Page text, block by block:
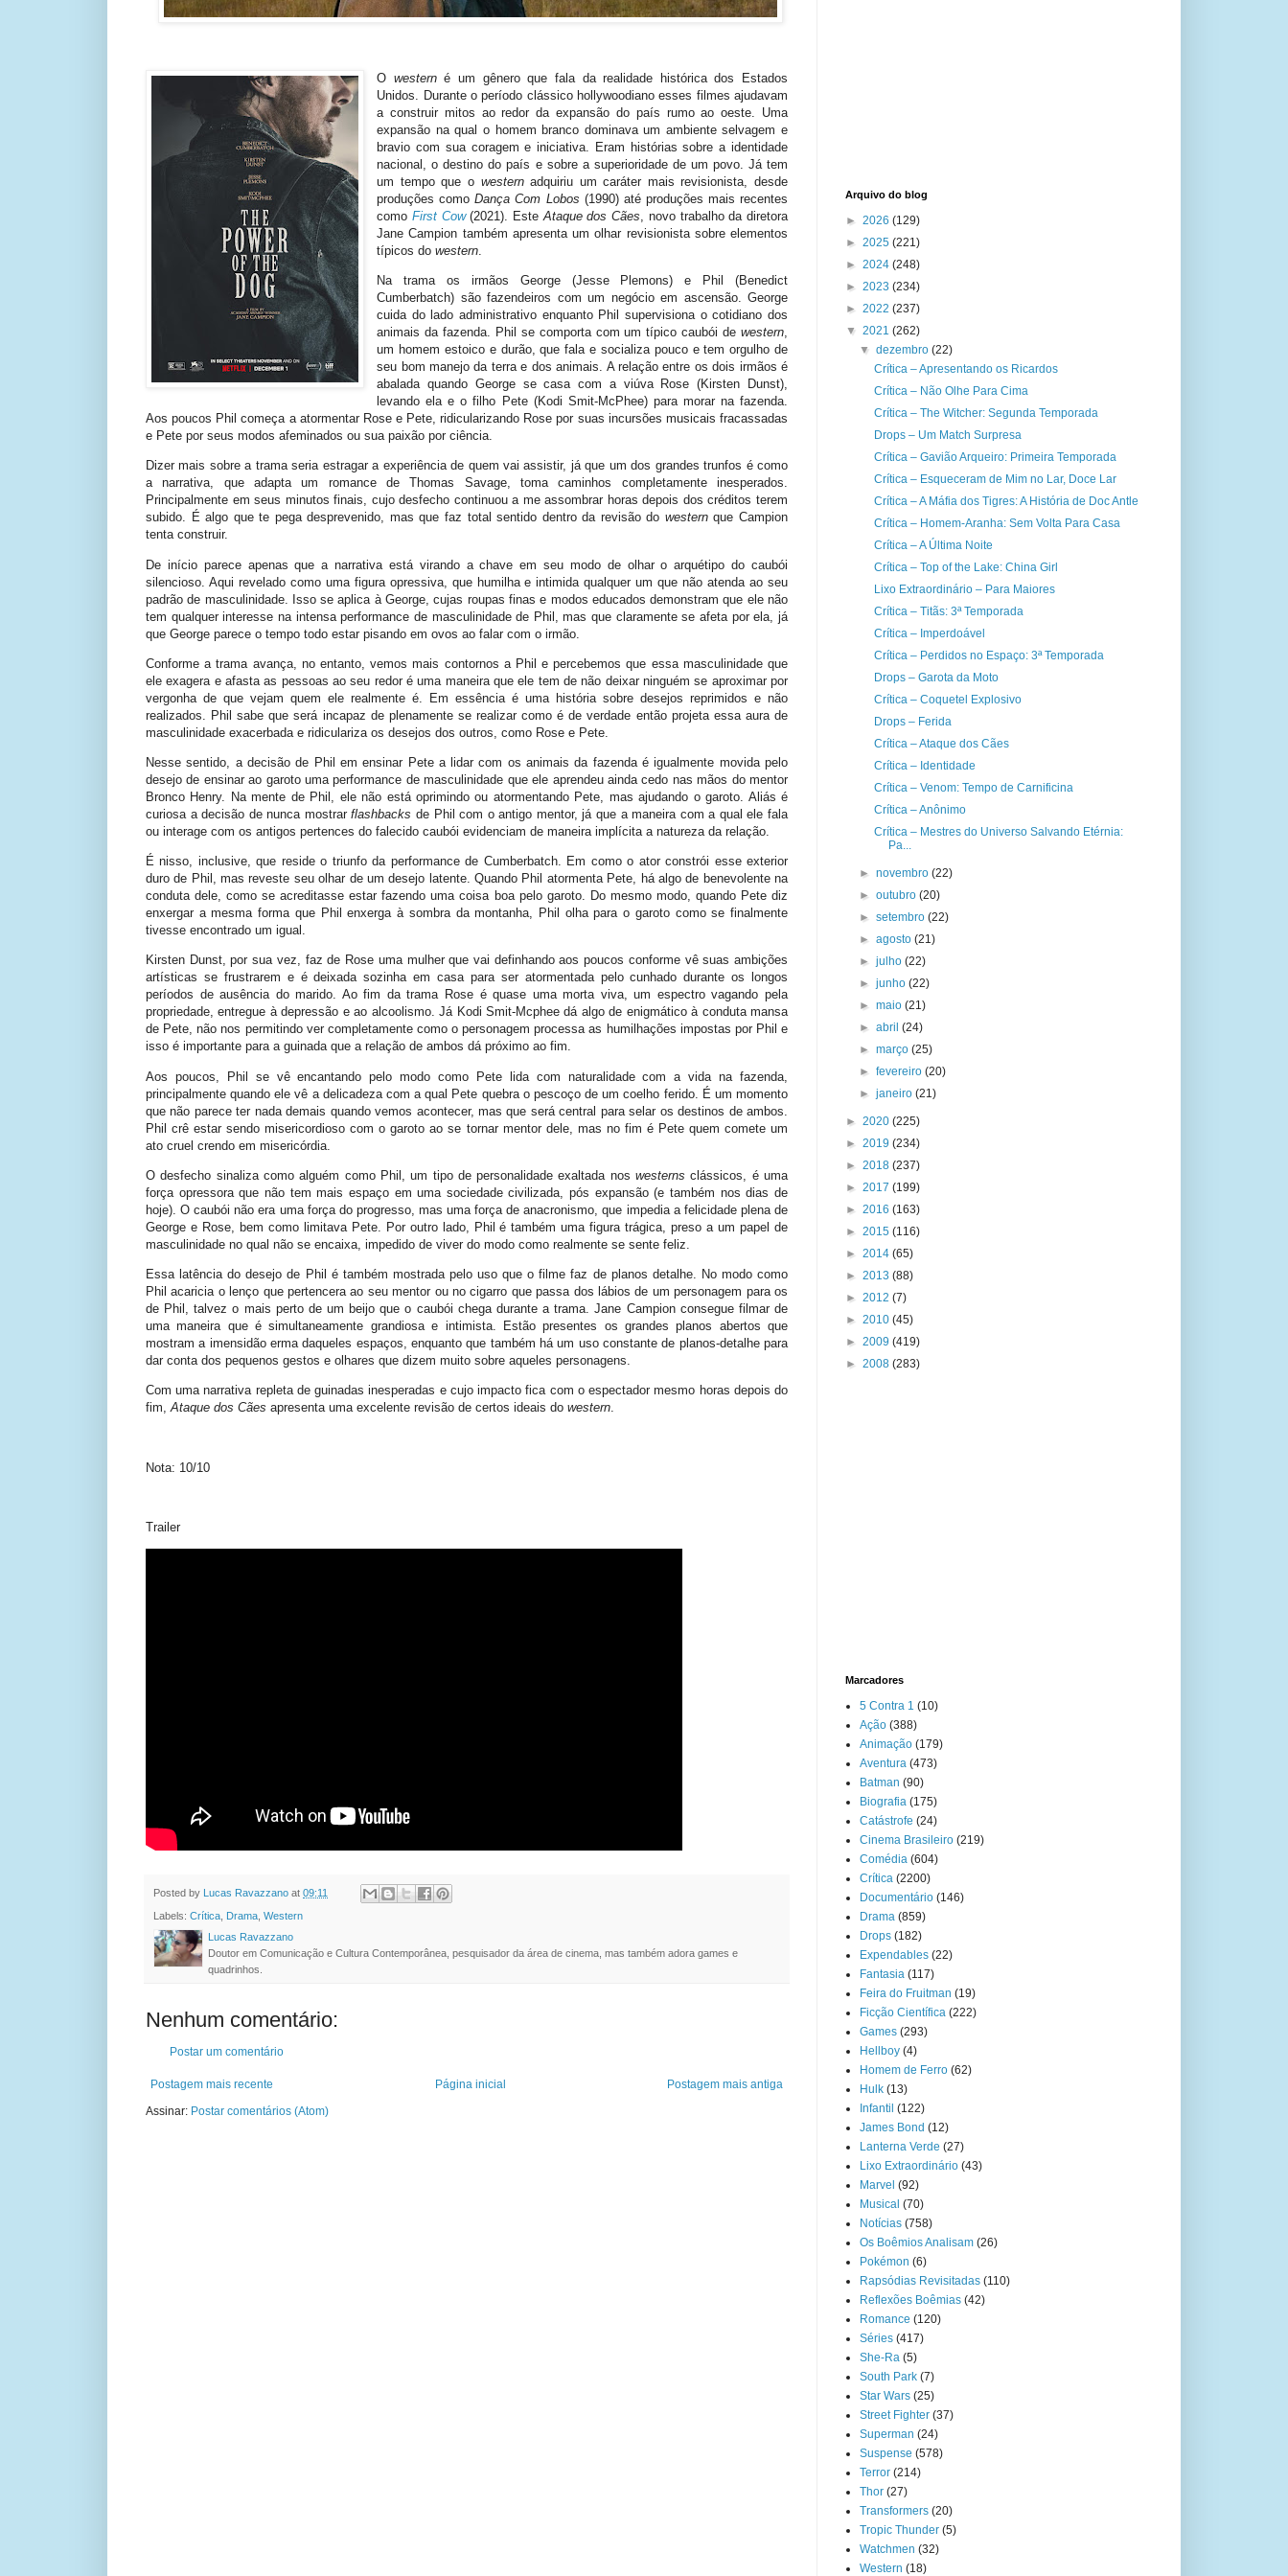
O westerné um gênero que fala da realidade histórica dos Estados
Unidos. Durante o período clássico hollywoodiano esses filmes ajudavam
a construir mitos ao redor da expansão do país rumo ao oeste. Uma
expansão na qual o homem branco dominava um ambiente selvagem e
bravio com sua coragem e iniciativa. Eram histórias sobre a identidade
nacional, o destino do país e sobre a superioridade de um povo. Já tem
um tempo que o westernadquiriu um caráter mais revisionista, desde
produções comoDança Com Lobos (1990) até produções mais recentes
como First Cow (2021). EsteAtaque dos Cães, novo trabalho da diretora
Jane Campion também apresenta um olhar revisionista sobre elementos
típicos dowestern.
Na trama os irmãos George (Jesse Plemons) e Phil (Benedict
Cumberbatch) são fazendeiros com um negócio em ascensão. George
cuida do lado administrativo enquanto Phil supervisiona o cotidiano dos
animais da fazenda. Phil se comporta com um típico caubói de western,
um homem estoico e durão, que fala e socializa pouco e tem orgulho de
seu bom manejo da terra e dos animais. A relação entre os dois irmãos é
abalada quando George se casa com a viúva Rose (Kirsten Dunst),
levando ela e o filho Pete (Kodi Smit-McPhee) para morar na fazenda.
Aos poucos Phil começa a atormentar Rose e Pete, ridicularizando Rose por suas incursões musicais fracassadas
e Pete por seus modos afeminados ou sua paixão por ciência.
Dizer mais sobre a trama seria estragar a experiência de quem vai assistir, já que um dos grandes trunfos é como
a narrativa, que adapta um romance de Thomas Savage, toma caminhos completamente inesperados.
Principalmente em seus minutos finais, cujo desfecho continuou a me assombrar horas depois dos créditos terem
subido. É algo que te pega desprevenido, mas que faz total sentido dentro da revisão do westernque Campion
tenta construir.
De início parece apenas que a narrativa está virando a chave em seu modo de olhar o arquétipo do caubói
silencioso. Aqui revelado como uma figura opressiva, que humilha e intimida qualquer um que não atenda ao seu
padrão de masculinidade. Isso se aplica à George, cujas roupas finas e modos educados demonstram que ele não
tem qualquer interesse na intensa performance de masculinidade de Phil, mas que claramente se afeta por ela, já
que George parece o tempo todo estar pisando em ovos ao falar com o irmão.
Conforme a trama avança, no entanto, vemos mais contornos a Phil e percebemos que essa masculinidade que
ele exagera e afasta as pessoas ao seu redor é uma maneira que ele tem de não deixar ninguém se aproximar por
vergonha de que vejam quem ele realmente é. Em essência é uma história sobre desejos reprimidos e não
realizados. Phil sabe que será incapaz de plenamente se realizar como é de verdade então projeta essa aura de
masculinidade exacerbada e ridiculariza os desejos dos outros, como Rose e Pete.
Nesse sentido, a decisão de Phil em ensinar Pete a lidar com os animais da fazenda é igualmente movida pelo
desejo de ensinar ao garoto uma performance de masculinidade que ele aprendeu ainda cedo nas mãos do mentor
Bronco Henry. Na mente de Phil, ele não está oprimindo ou atormentando Pete, mas ajudando o garoto. Aliás é
curiosa a decisão de nunca mostrarflashbacksde Phil com o antigo mentor, já que a maneira com a qual ele fala
ou interage com os antigos pertences do falecido caubói evidenciam de maneira implícita a natureza da relação.
É nisso, inclusive, que reside o triunfo da performance de Cumberbatch. Em como o ator constrói esse exterior
duro de Phil, mas reveste seu olhar de um desejo latente. Quando Phil atormenta Pete, há algo de benevolente na
conduta dele, como se acreditasse estar fazendo uma coisa boa pelo garoto. Do mesmo modo, quando Pete diz
enxergar a mesma forma que Phil enxerga à sombra da montanha, Phil olha para o garoto como se finalmente
tivesse encontrado um igual.
Kirsten Dunst, por sua vez, faz de Rose uma mulher que vai definhando aos poucos conforme vê suas ambições
artísticas se frustrarem e é deixada sozinha em casa para ser atormentada pelo cunhado durante os longos
períodos de ausência do marido. Ao fim da trama Rose é quase uma morta viva, um espectro vagando pela
propriedade, entregue à depressão e ao alcoolismo. Já Kodi Smit-Mcphee dá algo de enigmático à conduta mansa
de Pete, não nos permitindo ver completamente como o personagem processa as humilhações impostas por Phil e
isso é importante para a guinada que a relação de ambos dá próximo ao fim.
Aos poucos, Phil se vê encantando pelo modo como Pete lida com naturalidade com a vida na fazenda,
principalmente quando ele vê a delicadeza com a qual Pete quebra o pescoço de um coelho ferido. É um momento
que não parece ter nada demais quando vemos acontecer, mas que será central para selar os destinos de ambos.
Phil crê estar sendo misericordioso com o garoto ao se tornar mentor dele, mas no fim é Pete quem comete um
ato cruel crendo em misericórdia.
O desfecho sinaliza como alguém como Phil, um tipo de personalidade exaltada noswesternsclássicos, é uma
força opressora que não tem mais espaço em uma sociedade civilizada, pós expansão (e também nos dias de
hoje). O caubói não era uma força do progresso, mas uma força de anacronismo, que impedia a felicidade plena de
George e Rose, bem como limitava Pete. Por outro lado, Phil é também uma figura trágica, preso a um papel de
masculinidade no qual não se encaixa, impedido de viver do modo como realmente se sente feliz.
Essa latência do desejo de Phil é também mostrada pelo uso que o filme faz de planos detalhe. No modo como
Phil acaricia o lenço que pertencera ao seu mentor ou no cigarro que passa dos lábios de um personagem para os
de Phil, talvez o mais perto de um beijo que o caubói chega durante a trama. Jane Campion consegue filmar de
uma maneira que é simultaneamente grandiosa e intimista. Estão presentes os grandes planos abertos que
mostram a imensidão erma daqueles espaços, enquanto que também há um uso constante de planos-detalhe para
dar conta dos pequenos gestos e olhares que dizem muito sobre aqueles personagens.
Com uma narrativa repleta de guinadas inesperadas e cujo impacto fica com o espectador mesmo horas depois do
fim,Ataque dos Cães apresenta uma excelente revisão de certos ideais do western.
Nota: 10/10
Trailer
Posted by Lucas Ravazzano at 09:11
Labels: Crítica, Drama, Western
Lucas Ravazzano
Doutor em Comunicação e Cultura Contemporânea, pesquisador da área de cinema, mas também adora games e
quadrinhos.
Nenhum comentário:
Postar um comentário
Postagem mais recente Postagem mais antiga
Página inicial
Assinar: Postar comentários (Atom)
Arquivo do blog
► 2026 (129)
► 2025 (221)
► 2024 (248)
► 2023 (234)
► 2022 (237)
▼ 2021 (262)
▼dezembro(22)
Crítica – Apresentando os Ricardos
Crítica – Não Olhe Para Cima
Crítica – The Witcher: Segunda Temporada
Drops – Um Match Surpresa
Crítica – Gavião Arqueiro: Primeira Temporada
Crítica – Esqueceram de Mim no Lar, Doce Lar
Crítica – A Máfia dos Tigres: A História de Doc Antle
Crítica – Homem-Aranha: Sem Volta Para Casa
Crítica – A Última Noite
Crítica – Top of the Lake: China Girl
Lixo Extraordinário – Para Maiores
Crítica – Titãs: 3ª Temporada
Crítica – Imperdoável
Crítica – Perdidos no Espaço: 3ª Temporada
Drops – Garota da Moto
Crítica – Coquetel Explosivo
Drops – Ferida
Crítica – Ataque dos Cães
Crítica – Identidade
Crítica – Venom: Tempo de Carnificina
Crítica – Anônimo
Crítica – Mestres do Universo Salvando Etérnia:
Pa...
►novembro(22)
►outubro(20)
►setembro(22)
►agosto(21)
►julho(22)
►junho(22)
►maio(21)
►abril(24)
►março(25)
►fevereiro(20)
►janeiro(21)
► 2020 (225)
► 2019 (234)
► 2018 (237)
► 2017 (199)
► 2016 (163)
► 2015 (116)
► 2014 (65)
► 2013 (88)
► 2012 (7)
► 2010 (45)
► 2009 (419)
► 2008 (283)
Marcadores
5 Contra 1 (10)
Ação (388)
Animação (179)
Aventura (473)
Batman (90)
Biografia (175)
Catástrofe (24)
Cinema Brasileiro (219)
Comédia (604)
Crítica (2200)
Documentário (146)
Drama (859)
Drops (182)
Expendables (22)
Fantasia (117)
Feira do Fruitman (19)
Ficção Científica (222)
Games (293)
Hellboy (4)
Homem de Ferro (62)
Hulk (13)
Infantil (122)
James Bond (12)
Lanterna Verde (27)
Lixo Extraordinário (43)
Marvel (92)
Musical (70)
Notícias (758)
Os Boêmios Analisam (26)
Pokémon (6)
Rapsódias Revisitadas (110)
Reflexões Boêmias (42)
Romance (120)
Séries (417)
She-Ra (5)
South Park (7)
Star Wars (25)
Street Fighter (37)
Superman (24)
Suspense (578)
Terror (214)
Thor (27)
Transformers (20)
Tropic Thunder (5)
Watchmen (32)
Western (18)